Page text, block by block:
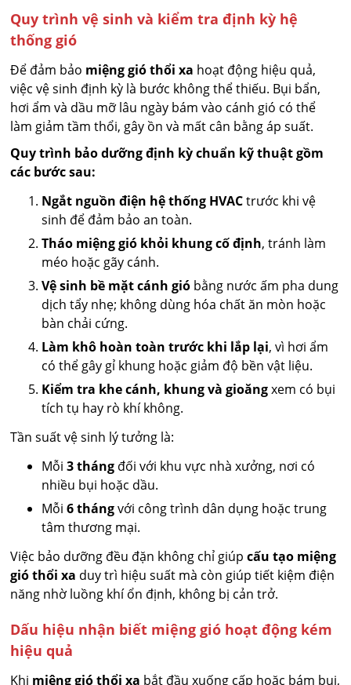
Quy trình vệ sinh và kiểm tra định kỳ hệ
thống gió
Để đảm bảo miệng gió thổi xa hoạt động hiệu quả,
việc vệ sinh định kỳ là bước không thể thiếu. Bụi bẩn,
hơi ẩm và dầu mỡ lâu ngày bám vào cánh gió có thể
làm giảm tầm thổi, gây ồn và mất cân bằng áp suất.
Quy trình bảo dưỡng định kỳ chuẩn kỹ thuật gồm
các bước sau:
Ngắt nguồn điện hệ thống HVACtrước khi vệ
sinh để đảm bảo an toàn.
Tháo miệng gió khỏi khung cố định, tránh làm
méo hoặc gãy cánh.
Vệ sinh bề mặt cánh gió bằng nước ấm pha dung
dịch tẩy nhẹ; không dùng hóa chất ăn mòn hoặc
bàn chải cứng.
Làm khô hoàn toàn trước khi lắp lại, vì hơi ẩm
có thể gây gỉ khung hoặc giảm độ bền vật liệu.
Kiểm tra khe cánh, khung và gioăngxem có bụi
tích tụ hay rò khí không.
Tần suất vệ sinh lý tưởng là:
Mỗi3 tháng đối với khu vực nhà xưởng, nơi có
nhiều bụi hoặc dầu.
Mỗi6 thángvới công trình dân dụng hoặc trung
tâm thương mại.
Việc bảo dưỡng đều đặn không chỉ giúpcấu tạo miệng
gió thổi xa duy trì hiệu suất mà còn giúp tiết kiệm điện
năng nhờ luồng khí ổn định, không bị cản trở.
Dấu hiệu nhận biết miệng gió hoạt động kém
hiệu quả
Khi miệng gió thổi xa bắt đầu xuống cấp hoặc bám bụi,